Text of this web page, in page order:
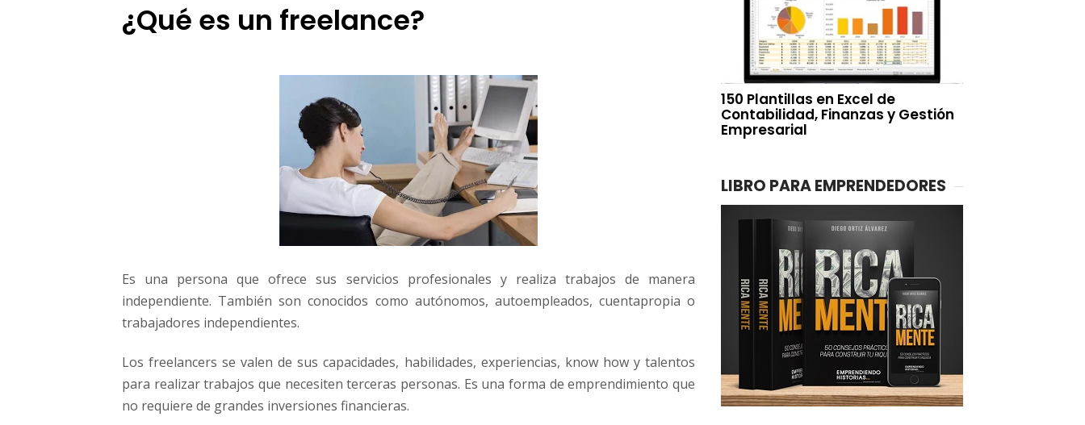
t¿Qué es un freelance?
Es una persona que ofrece sus servicios profesionales y realiza trabajos de manera
independiente. También son conocidos como autónomos, autoempleados, cuentapropia o
trabajadores independientes.
Los freelancers se valen de sus capacidades, habilidades, experiencias, know how y talentos
para realizar trabajos que necesiten terceras personas. Es una forma de emprendimiento que
no requiere de grandes inversiones financieras.
150 Plantillas en Excel de
Contabilidad, Finanzas y Gestión
Empresarial
LIBRO PARA EMPRENDEDORES